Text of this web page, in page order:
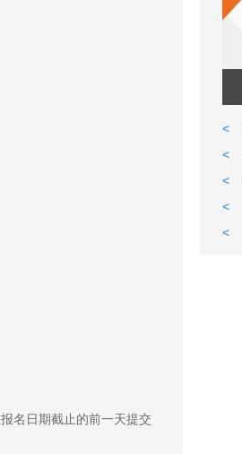
名日期截止的前一天提交
<
<
<
<
<